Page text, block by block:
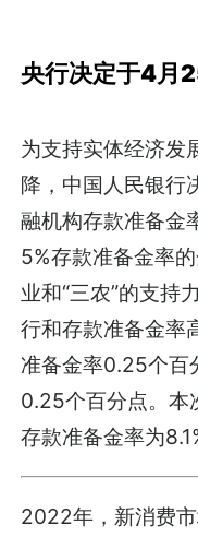
央行决定于4月
为支持实体经济发
降，中国人民银
融机构存款准备金
5%存款准备金率
业和“三农”的支持
行和存款准备金率
准备金率0.25个百
0.25个百分点。本
存款准备金率为
2022年，新消费